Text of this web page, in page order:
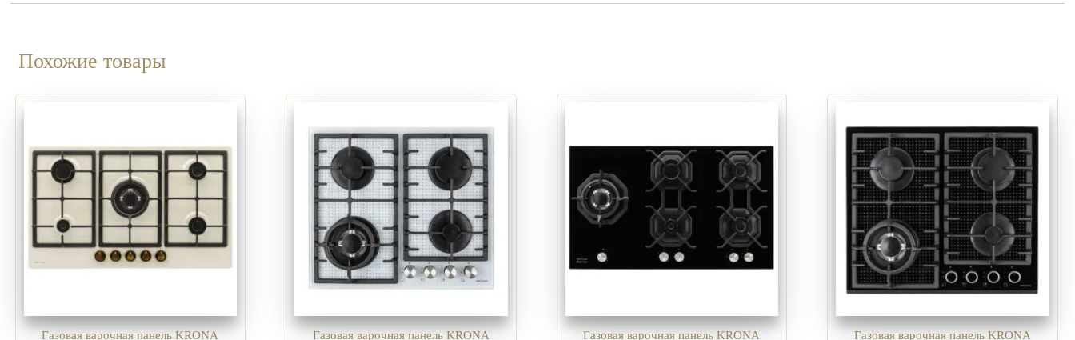
Похожие товары
Газовая варочная панель KRONA
Газовая варочная панель KRONA
Газовая варочная панель KRONA
Газовая варочная панель KRONA